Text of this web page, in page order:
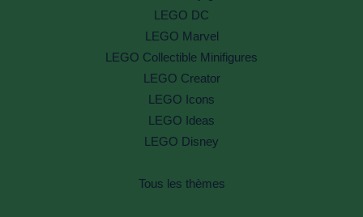
LEGO DC
LEGO Marvel
LEGO Collectible Minifigures
LEGO Creator
LEGO Icons
LEGO Ideas
LEGO Disney
Tous les thèmes